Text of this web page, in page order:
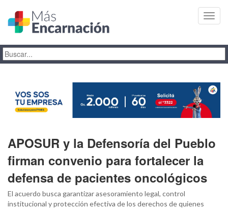
APOSUR y la Defensoría del Pueblo
firman convenio para fortalecer la
defensa de pacientes oncológicos
El acuerdo busca garantizar asesoramiento legal, control
institucional y protección efectiva de los derechos de quienes